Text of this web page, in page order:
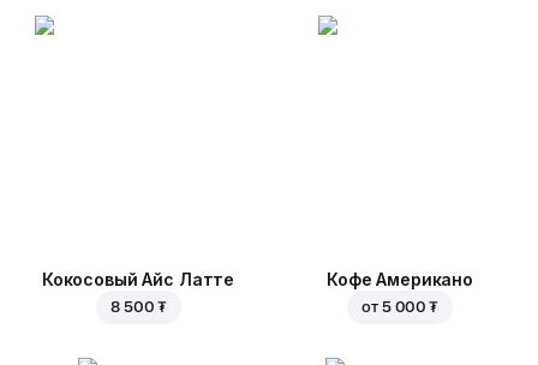
Кокосовый Айс Латте
8 500 ₮
Кофе Американо
от 5 000 ₮